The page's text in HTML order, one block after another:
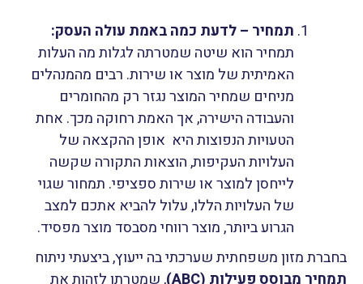
תמחיר – לדעת כמה באמת עולה העסק:
תמחיר הוא שיטה שמטרתה לגלות מה העלות
האמיתית של מוצר או שירות. רבים מהמנהלים
מניחים שמחיר המוצר נגזר רק מהחומרים
והעבודה הישירה, אך האמת רחוקה מכך. אחת
הטעויות הנפוצות היא אופן ההקצאה של
העלויות העקיפות, הוצאות התקורה שקשה
לייחסן למוצר או שירות ספציפי. תמחור שגוי
של העלויות הללו, עלול להביא אתכם למצב
הגרוע ביותר, מוצר רווחי מסבסד מוצר מפסיד.
בחברת מזון משפחתית שערכתי בה ייעוץ, ביצעתי ניתוח